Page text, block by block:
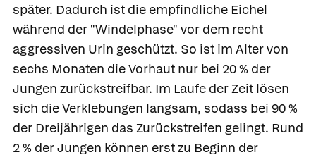
später. Dadurch ist die empfindliche Eichel
während der "Windelphase" vor dem recht
aggressiven Urin geschützt. So ist im Alter von
sechs Monaten die Vorhaut nur bei 20 % der
Jungen zurückstreifbar. Im Laufe der Zeit lösen
sich die Verklebungen langsam, sodass bei 90 %
der Dreijährigen das Zurückstreifen gelingt. Rund
2 % der Jungen können erst zu Beginn der